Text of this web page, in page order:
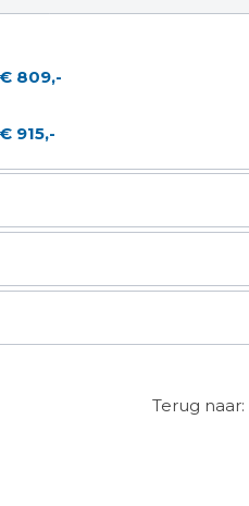
€ 809,-
€ 915,-
Terug naar: